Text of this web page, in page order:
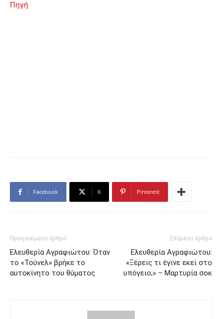
Πηγή
Facebook X Pinterest
Προηγούμενο άρθρο
Ελευθερία Αγραφιώτου: Όταν
το «Τούνελ» βρήκε το
αυτοκίνητο του θύματος
Επόμενο άρθρο
Ελευθερία Αγραφιώτου:
«Ξέρεις τι έγινε εκεί στο
υπόγειο;» – Μαρτυρία σοκ